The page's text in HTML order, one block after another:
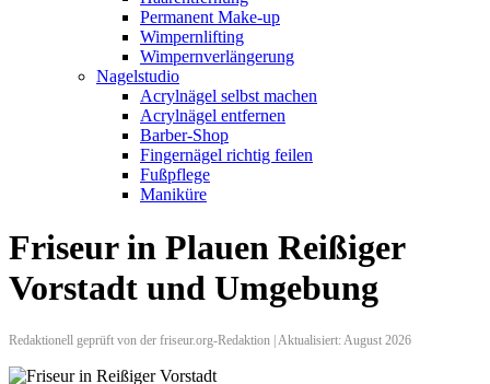
Permanent Make-up
Wimpernlifting
Wimpernverlängerung
Nagelstudio
Acrylnägel selbst machen
Acrylnägel entfernen
Barber-Shop
Fingernägel richtig feilen
Fußpflege
Maniküre
Friseur in Plauen Reißiger
Vorstadt und Umgebung
Redaktionell geprüft von der friseur.org-Redaktion | Aktualisiert: August 2026